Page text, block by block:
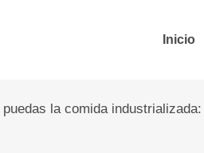
Inicio
la comida industrializada: